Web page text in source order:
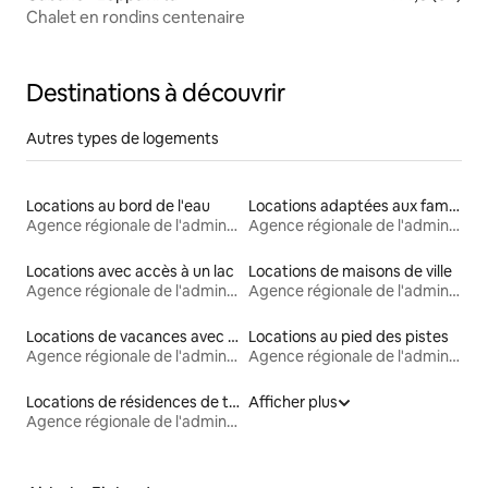
Chalet en rondins centenaire
Destinations à découvrir
Autres types de logements
Locations au bord de l'eau
Agence régionale de l'administration de l'Est de la Finlande
Locations adaptées aux familles
Agence régionale de l'administration de l'Est de la Finlande
Locations avec accès à un lac
Agence régionale de l'administration de l'Est de la Finlande
Locations de maisons de ville
Agence régionale de l'administration de l'Est de la Finlande
Locations de vacances avec piscine
Agence régionale de l'administration de l'Est de la Finlande
Locations au pied des pistes
Agence régionale de l'administration de l'Est de la Finlande
Locations de résidences de tourisme
Agence régionale de l'administration de l'Est de la Finlande
Afficher plus